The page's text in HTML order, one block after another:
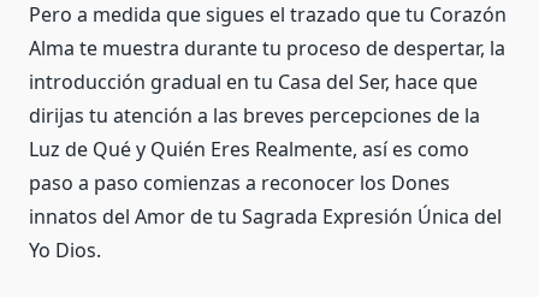
Pero a medida que sigues el trazado que tu Corazón
Alma te muestra durante tu proceso de despertar, la
introducción gradual en tu Casa del Ser, hace que
dirijas tu atención a las breves percepciones de la
Luz de Qué y Quién Eres Realmente, así es como
paso a paso comienzas a reconocer los Dones
innatos del Amor de tu Sagrada Expresión Única del
Yo Dios.